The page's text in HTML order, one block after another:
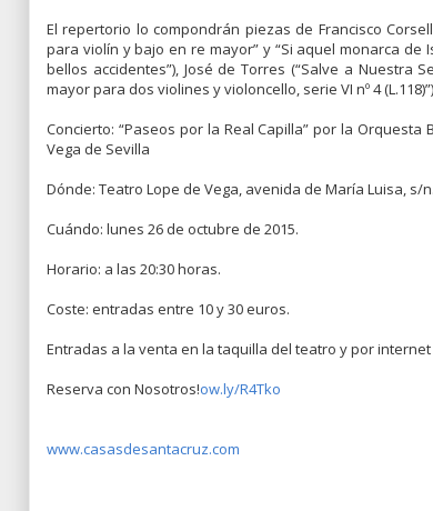
El repertorio lo compondrán piezas de Francisco
para violín y bajo en re mayor” y “Si aquel monarca de
bellos accidentes”), José de Torres (“Salve a Nuestra
mayor para dos violines y violoncello, serie VI nº 4
Concierto: “Paseos por la Real Capilla” por la
Vega de Sevilla
Dónde: Teatro Lope de Vega, avenida de María Luisa, s/n.
Cuándo: lunes 26 de octubre de 2015.
Horario: a las 20:30 horas.
Coste: entradas entre 10 y 30 euros.
Entradas a la venta en la taquilla del teatro y por
Reserva con Nosotros!ow.ly/R4Tko
www.casasdesantacruz.com